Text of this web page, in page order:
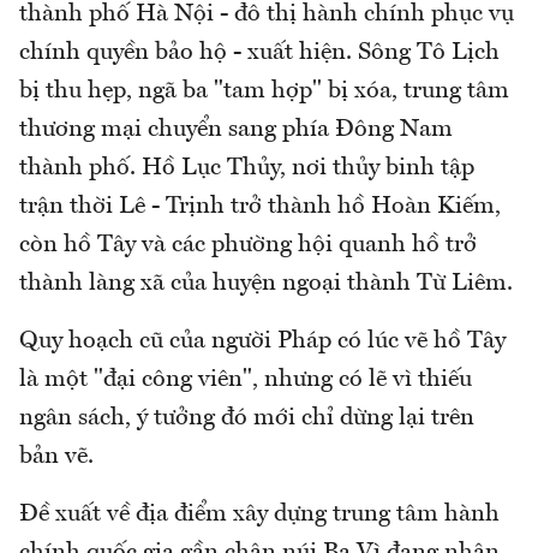
thành phố Hà Nội - đô thị hành chính phục vụ
chính quyền bảo hộ - xuất hiện. Sông Tô Lịch
bị thu hẹp, ngã ba "tam hợp" bị xóa, trung tâm
thương mại chuyển sang phía Đông Nam
thành phố. Hồ Lục Thủy, nơi thủy binh tập
trận thời Lê - Trịnh trở thành hồ Hoàn Kiếm,
còn hồ Tây và các phường hội quanh hồ trở
thành làng xã của huyện ngoại thành Từ Liêm.
Quy hoạch cũ của người Pháp có lúc vẽ hồ Tây
là một "đại công viên", nhưng có lẽ vì thiếu
ngân sách, ý tưởng đó mới chỉ dừng lại trên
bản vẽ.
Đề xuất về địa điểm xây dựng trung tâm hành